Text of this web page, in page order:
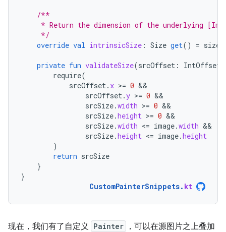
/**
* Return the dimension of the underlying
     */
override val intrinsicSize : Size get() = size
private fun validateSize(srcOffset : IntOffset
require(
srcOffset. x >= 0
srcOffset.y >= 0
srcSize.width >= 0
srcSize.height >= 0
srcSize.width <= image.width
srcSize.height <= image.height
)
return srcSize
}
}
CustomPainterSnippets. kt
现在，我们有了自定义 Painter
，可以在源图片之上叠加